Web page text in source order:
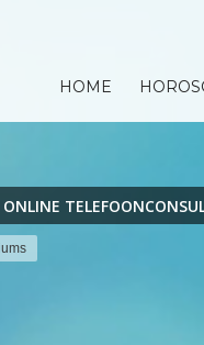
HOME
ONLINE